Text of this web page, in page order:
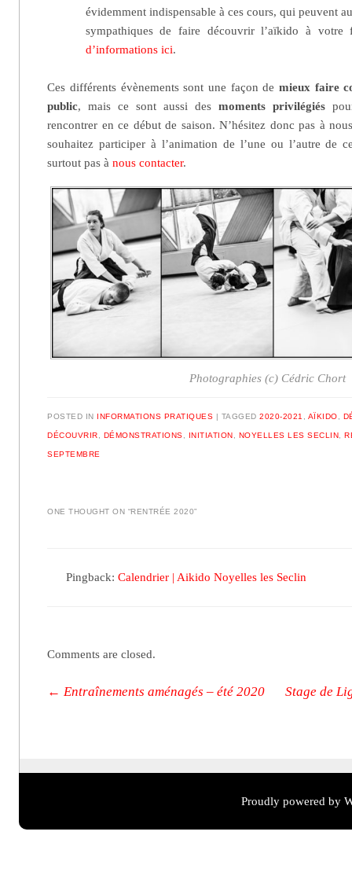
évidemment indispensable à ces cours, qui peuvent
sympathiques de faire découvrir l’aïkido à
d’informations ici.
Ces différents évènements sont une façon de mieux faire
public, mais ce sont aussi desmoments privilégiés
rencontrer en ce début de saison. N’hésitez donc pas à
souhaitez participer à l’animation de l’une ou l’autre de
surtout pas ànous contacter.
Photographies (c) Cédric Chort
POSTED IN INFORMATIONS PRATIQUES TAGGED2020-2021 , AÏKIDO,
DÉCOUVRIR, DÉMONSTRATIONS, INITIATION , NOYELLES LES SECLIN,
SEPTEMBRE
ONE THOUGHT ON “RENTRÉE 2020”
Pingback:Calendrier | Aikido Noyelles les Seclin
Comments are closed.
Post navigation
← Entraînements aménagés – été 2020 Stage de
Proudly powered by